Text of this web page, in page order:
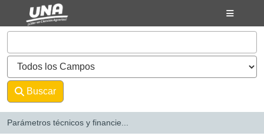
Saltar al contenido
VuFind
Buscar
Parámetros técnicos y financie...